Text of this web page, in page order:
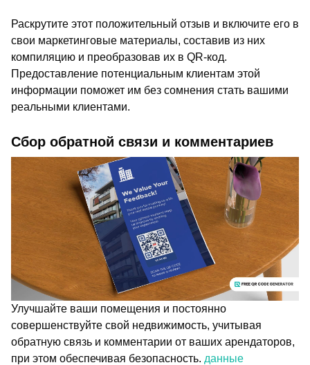
Раскрутите этот положительный отзыв и включите его в
свои маркетинговые материалы, составив из них
компиляцию и преобразовав их в QR-код.
Предоставление потенциальным клиентам этой
информации поможет им без сомнения стать вашими
реальными клиентами.
Сбор обратной связи и комментариев
Улучшайте ваши помещения и постоянно
совершенствуйте свой недвижимость, учитывая
обратную связь и комментарии от ваших арендаторов,
при этом обеспечивая безопасность. данные